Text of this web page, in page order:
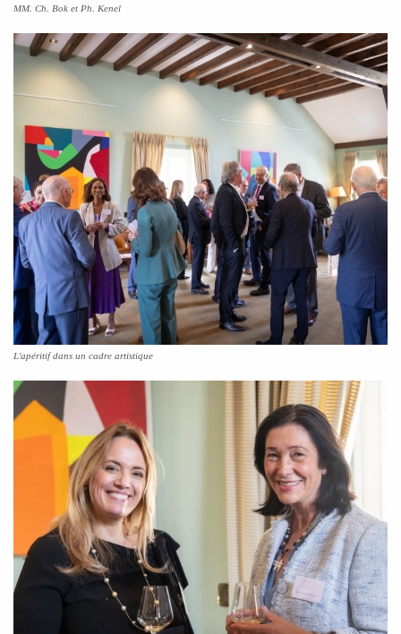
MM. Ch. Bok et Ph. Kenel
L'apéritif dans un cadre artistique